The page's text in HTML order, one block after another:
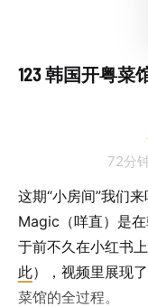
123 韩国开粤菜
72分
这期“小房间”我们
Magic（咩直）是
于前不久在小红书
此），视频里展现
菜馆的全过程。